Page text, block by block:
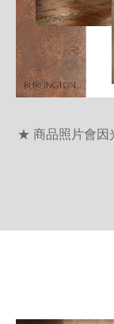
★ 商品照片會因